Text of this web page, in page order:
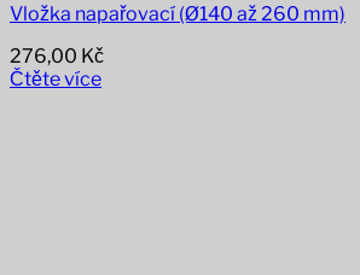
Vložka napařovací (Ø140 až 260 mm)
276,00 Kč
Čtěte více